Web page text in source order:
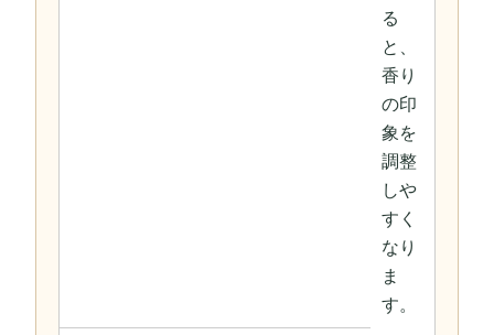
る
と、
香り
の印
象を
調整
しや
すく
なり
ま
す。